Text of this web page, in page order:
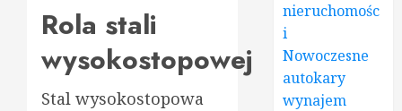
Rola stali
wysokostopowej
Stal wysokostopowa
nieruchomośc
i
Nowoczesne
autokary
wynajem